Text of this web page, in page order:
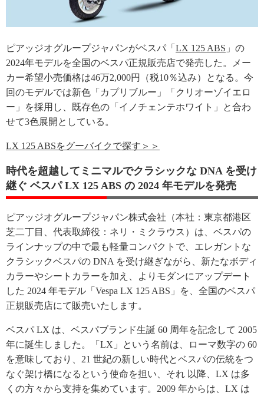
ピアッジオグループジャパンがベスパ「 LX 125 ABS 」の
2024年モデルを全国のベスパ正規販売店で発売した。メー
カー希望小売価格は46万2,000円（税10％込み）となる。今
回のモデルでは新色「カプリブルー」「クリオーゾイエロ
ー」を採用し、既存色の「イノチェンテホワイト」と合わ
せて3色展開としている。
LX 125 ABSをグーバイクで探す＞＞
時代を超越してミニマルでクラシックな DNA を受け
継ぐ ベスパ LX 125 ABS の 2024 年モデルを発売
ピアッジオグループジャパン株式会社（本社：東京都港区
芝二丁目、代表取締役：ネリ・ミクラウス）は、ベスパの
ラインナップの中で最も軽量コンパクトで、エレガントな
クラシックベスパの DNA を受け継ぎながら、新たなボディ
カラーやシートカラーを加え、よりモダンにアップデート
した 2024 年モデル「Vespa LX 125 ABS」を、全国のベスパ
正規販売店にて販売いたします。
ベスパ LX は、ベスパブランド生誕 60 周年を記念して 2005
年に誕生しました。「LX」という名前は、ローマ数字の 60
を意味しており、21 世紀の新しい時代とベスパの伝統をつ
なぐ架け橋になるという使命を担い、それ 以降、LX は多
くの方々から支持を集めています。2009 年からは、LX は